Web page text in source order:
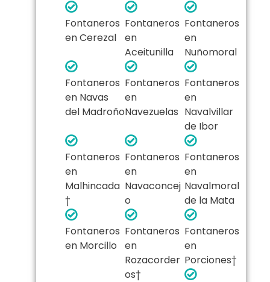
Fontaneros
en Cerezal
Fontaneros
en
Aceitunilla
Fontaneros
en
Nuñomoral
Fontaneros
en Navas
del Madroño
Fontaneros
en
Navezuelas
Fontaneros
en
Navalvillar
de Ibor
Fontaneros
en
Malhincada
†
Fontaneros
en
Navaconcej
o
Fontaneros
en
Navalmoral
de la Mata
Fontaneros
en Morcillo
Fontaneros
en
Rozacorder
os†
Fontaneros
en
Porciones†